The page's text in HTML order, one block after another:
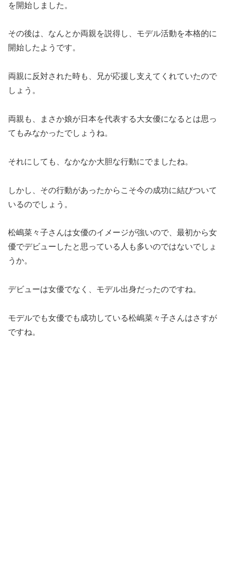
を開始しました。
その後は、なんとか両親を説得し、モデル活動を本格的に
開始したようです。
両親に反対された時も、兄が応援し支えてくれていたので
しょう。
両親も、まさか娘が日本を代表する大女優になるとは思っ
てもみなかったでしょうね。
それにしても、なかなか大胆な行動にでましたね。
しかし、その行動があったからこそ今の成功に結びついて
いるのでしょう。
松嶋菜々子さんは女優のイメージが強いので、最初から女
優でデビューしたと思っている人も多いのではないでしょ
うか。
デビューは女優でなく、モデル出身だったのですね。
モデルでも女優でも成功している松嶋菜々子さんはさすが
ですね。